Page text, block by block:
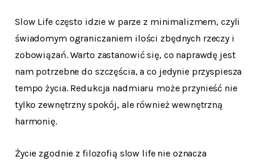
Slow Life często idzie w parze z minimalizmem, czyli
świadomym ograniczaniem ilości zbędnych rzeczy i
zobowiązań. Warto zastanowić się, co naprawdę jest
nam potrzebne do szczęścia, a co jedynie przyspiesza
tempo życia. Redukcja nadmiaru może przynieść nie
tylko zewnętrzny spokój, ale również wewnętrzną
harmonię.
Życie zgodnie z filozofią slow life nie oznacza